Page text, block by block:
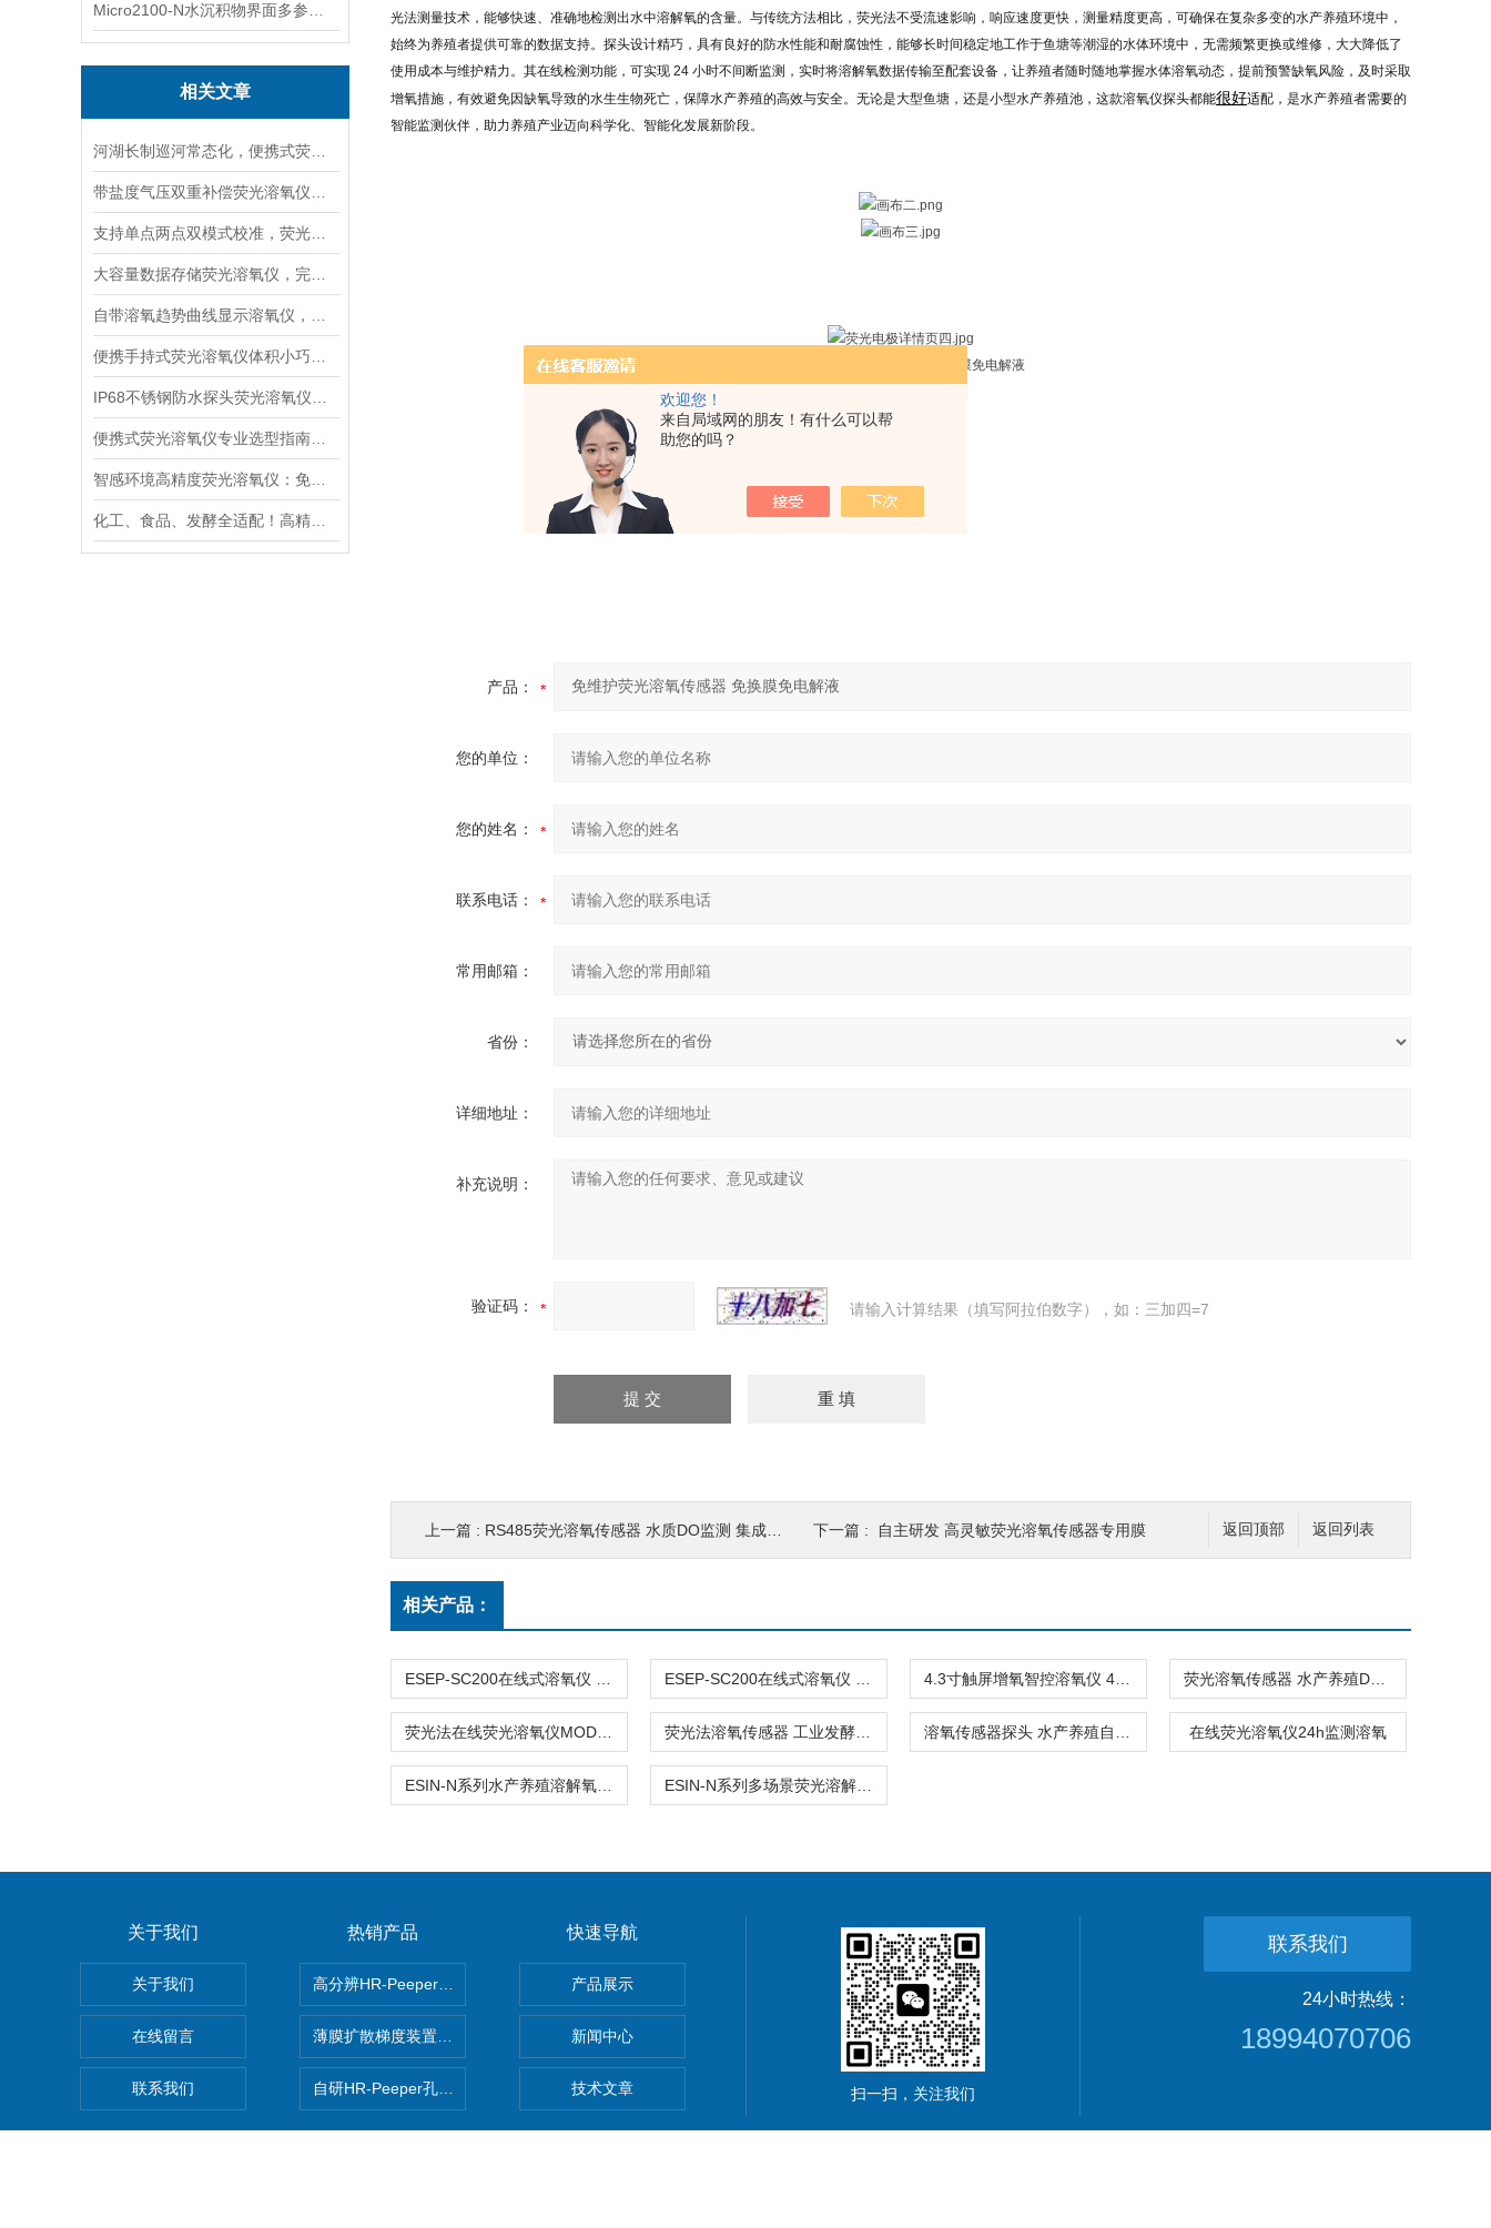
欢迎您！
来自局域网的朋友！有什么可以帮
助您的吗？
相关文章
光法测量技术，能够快速、准确地检测出水中溶解氧的含量。与传统方法相比，荧光法不受流速影响，响应速度更快，测量精度更高，可确保在复杂多变的水产养殖环境中，
始终为养殖者提供可靠的数据支持。探头设计精巧，具有良好的防水性能和耐腐蚀性，能够长时间稳定地工作于鱼塘等潮湿的水体环境中，无需频繁更换或维修，大大降低了
使用成本与维护精力。其在线检测功能，可实现 24 小时不间断监测，实时将溶解氧数据传输至配套设备，让养殖者随时随地掌握水体溶氧动态，提前预警缺氧风险，及时采取
增氧措施，有效避免因缺氧导致的水生生物死亡，保障水产养殖的高效与安全。 无论是大型鱼塘，还是小型水产养殖池，这款溶氧仪探头都能很好适配，是水产养殖者需要的
智能监测伙伴，助力养殖产业迈向科学化、智能化发展新阶段。
产品：
您的单位：
您的姓名：
联系电话：
常用邮箱：
省份：
详细地址：
补充说明：
验证码： 请输入计算结果（填写阿拉伯数字），如：三加四=7
返回列表
返回顶部
上一篇 : RS485荧光溶氧传感器 水质DO监测 集成性强 下一篇 : 自主研发 高灵敏荧光溶氧传感器专用膜
相关产品：
在线荧光溶氧仪24h监测溶氧
关于我们
关于我们
在线留言
联系我们
热销产品
高分辨HR-Peeper采样器孔隙水采集30+溶解态
薄膜扩散梯度装置 Agl DGT
自研HR-Peeper孔隙水采样器48h快速平衡
快速导航
产品展示
新闻中心
技术文章 扫一扫，关注我们
联系我们
24小时热线：
18994070706